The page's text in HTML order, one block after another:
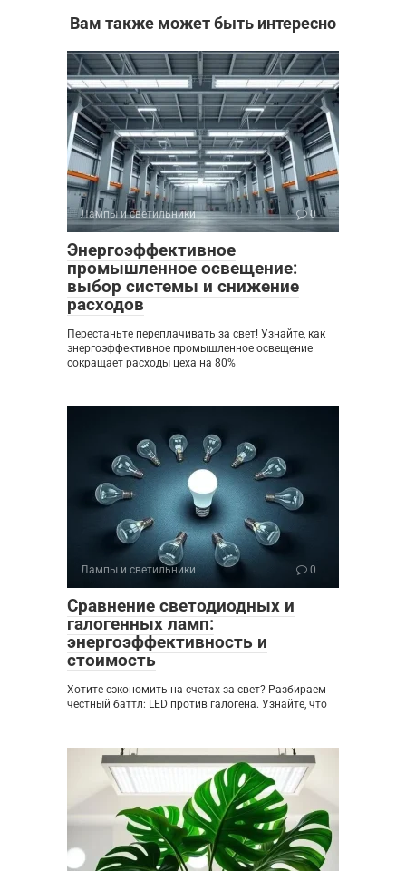
Вам также может быть интересно
Лампы и светильники 0
Энергоэффективное
промышленное освещение:
выбор системы и снижение
расходов
Перестаньте переплачивать за свет! Узнайте, как
энергоэффективное промышленное освещение
сокращает расходы цеха на 80%
Лампы и светильники 0
Сравнение светодиодных и
галогенных ламп:
энергоэффективность и
стоимость
Хотите сэкономить на счетах за свет? Разбираем
честный баттл: LED против галогена. Узнайте, что